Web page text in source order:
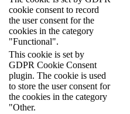
cookie consent to record
the user consent for the
cookies in the category
"Functional".
This cookie is set by
GDPR Cookie Consent
plugin. The cookie is used
to store the user consent for
the cookies in the category
"Other.